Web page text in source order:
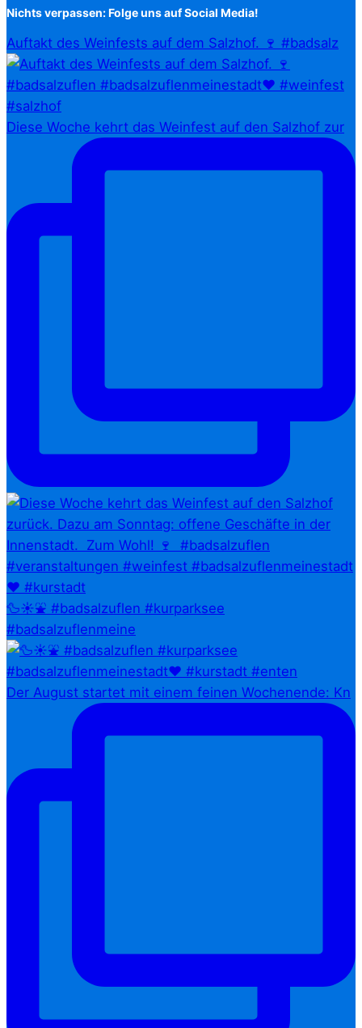
Nichts verpassen: Folge uns auf Social Media!
Auftakt des Weinfests auf dem Salzhof. 🍷 #badsalz
Diese Woche kehrt das Weinfest auf den Salzhof zur
🦆☀️⛲ #badsalzuflen #kurparksee
#badsalzuflenmeine
Der August startet mit einem feinen Wochenende: Kn